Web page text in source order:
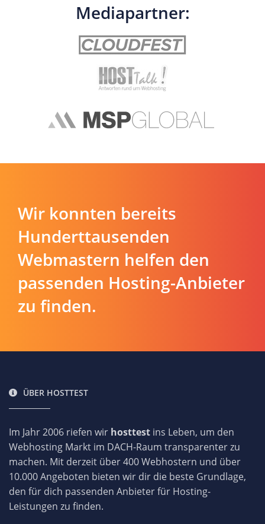
Mediapartner:
Wir konnten bereits
Hunderttausenden
Webmastern helfen den
passenden Hosting-Anbieter
zu finden.
ÜBER HOSTTEST
Im Jahr 2006 riefen wir hosttest ins Leben, um den
Webhosting Markt im DACH-Raum transparenter zu
machen. Mit derzeit über 400 Webhostern und über
10.000 Angeboten bieten wir dir die beste Grundlage,
den für dich passenden Anbieter für Hosting-
Leistungen zu finden.